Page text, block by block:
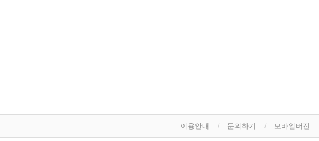
이용안내 문의하기 모바일버전